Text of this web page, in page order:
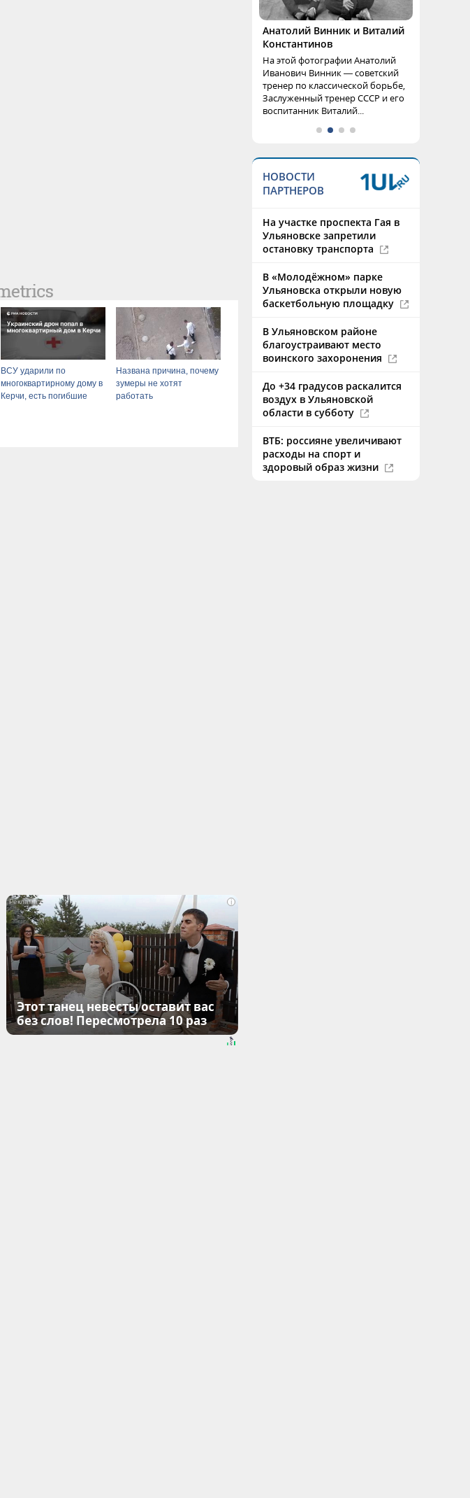
ВСУ ударили по
многоквартирному дому в
Керчи, есть погибшие
Названа причина, почему
зумеры не хотят
работать
i
Этот танец невесты оставит вас
без слов! Пересмотрела 10 раз
Анатолий Винник и Виталий
Константинов
На этой фотографии Анатолий
Иванович Винник — советский
тренер по классической борьбе,
Заслуженный тренер СССР и его
воспитанник Виталий...
НОВОСТИ
ПАРТНЕРОВ
На участке проспекта Гая в
Ульяновске запретили
остановку транспорта
В «Молодёжном» парке
Ульяновска открыли новую
баскетбольную площадку
В Ульяновском районе
благоустраивают место
воинского захоронения
До +34 градусов раскалится
воздух в Ульяновской
области в субботу
ВТБ: россияне увеличивают
расходы на спорт и
здоровый образ жизни